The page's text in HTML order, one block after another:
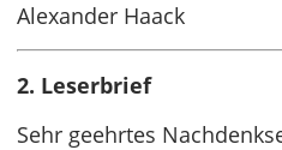
Alexander Haack
2. Leserbrief
Sehr geehrtes